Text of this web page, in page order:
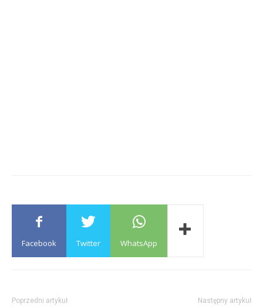
Facebook Twitter WhatsApp
Poprzedni artykuł Następny artykuł